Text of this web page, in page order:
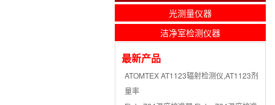
光测量仪器
洁净室检测仪器
最新产品
ATOMTEX AT1123辐射检测仪,AT1123剂
量率